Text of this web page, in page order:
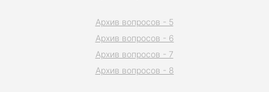
Архив вопросов - 5
Архив вопросов - 6
Архив вопросов - 7
Архив вопросов - 8